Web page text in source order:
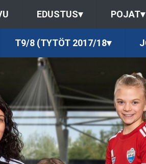
EDUSTUS▾ POJAT▾
T9/8 (TYTÖT 2017/18▾